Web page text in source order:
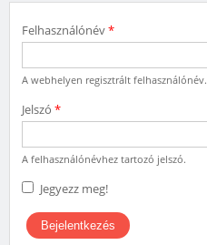
Felhasználónév*
A webhelyen regisztrált felhasználónév.
Jelszó *
A felhasználónévhez tartozó jelszó.
Jegyezz meg!